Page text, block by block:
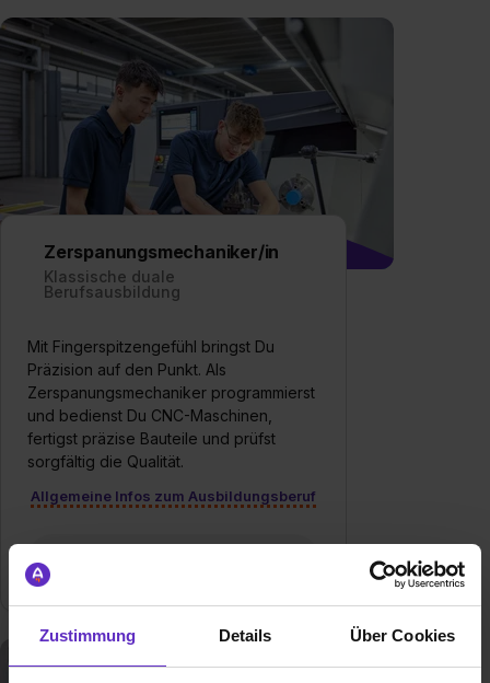
Zustimmung Details Über Cookies
Zerspanungsmechaniker/in
Klassische duale
Berufsausbildung
Mit Fingerspitzengefühl bringst Du
Präzision auf den Punkt. Als
Zerspanungsmechaniker programmierst
und bedienst Du CNC-Maschinen,
fertigst präzise Bauteile und prüfst
sorgfältig die Qualität.
Allgemeine Infos zum Ausbildungsberuf